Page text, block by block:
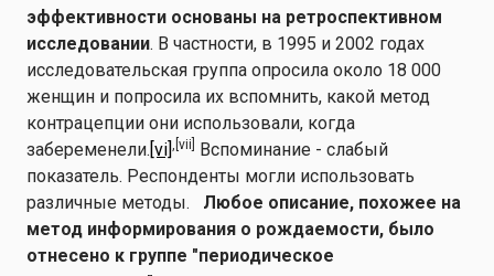
эффективности основаны на ретроспективном
исследовании. В частности, в 1995 и 2002 годах
исследовательская группа опросила около 18 000
женщин и попросила их вспомнить, какой метод
контрацепции они использовали, когда
забеременели.[vi] [vii]
Вспоминание - слабый
показатель. Респонденты могли использовать
различные методы. Любое описание, похожее на
метод информирования о рождаемости, было
отнесено к группе "периодическое